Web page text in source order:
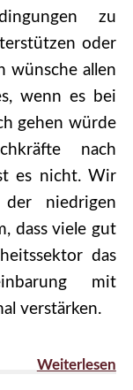
zu
oder
wünsche allen
wenn es bei
gehen würde
nach
es nicht. Wir
niedrigen
dass viele gut
das
mit
verstärken.
Weiterlesen